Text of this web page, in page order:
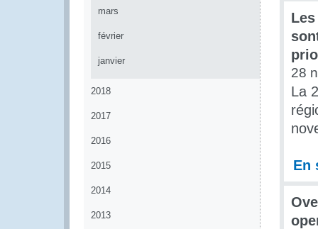
mars
février
janvier
2018
2017
2016
2015
2014
2013
28
La
En